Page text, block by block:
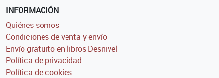
INFORMACIÓN
Quiénes somos
Condiciones de venta y envío
Envío gratuito en libros Desnivel
Política de privacidad
Política de cookies